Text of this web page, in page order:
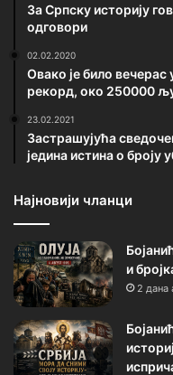
За Српску историју
одговори
02.02.2020
Овако је било вечерас
рекорд, око 250000
23.02.2021
Застрашујућа
једина истина о броју
Најновији чланци
и
2 дана